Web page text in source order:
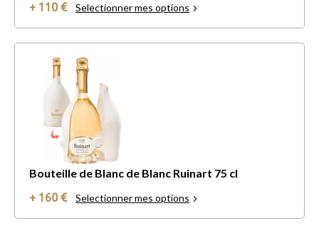
+ 110 € Selectionner mes options
Bouteille de Blanc de Blanc Ruinart 75 cl
+ 160 € Selectionner mes options